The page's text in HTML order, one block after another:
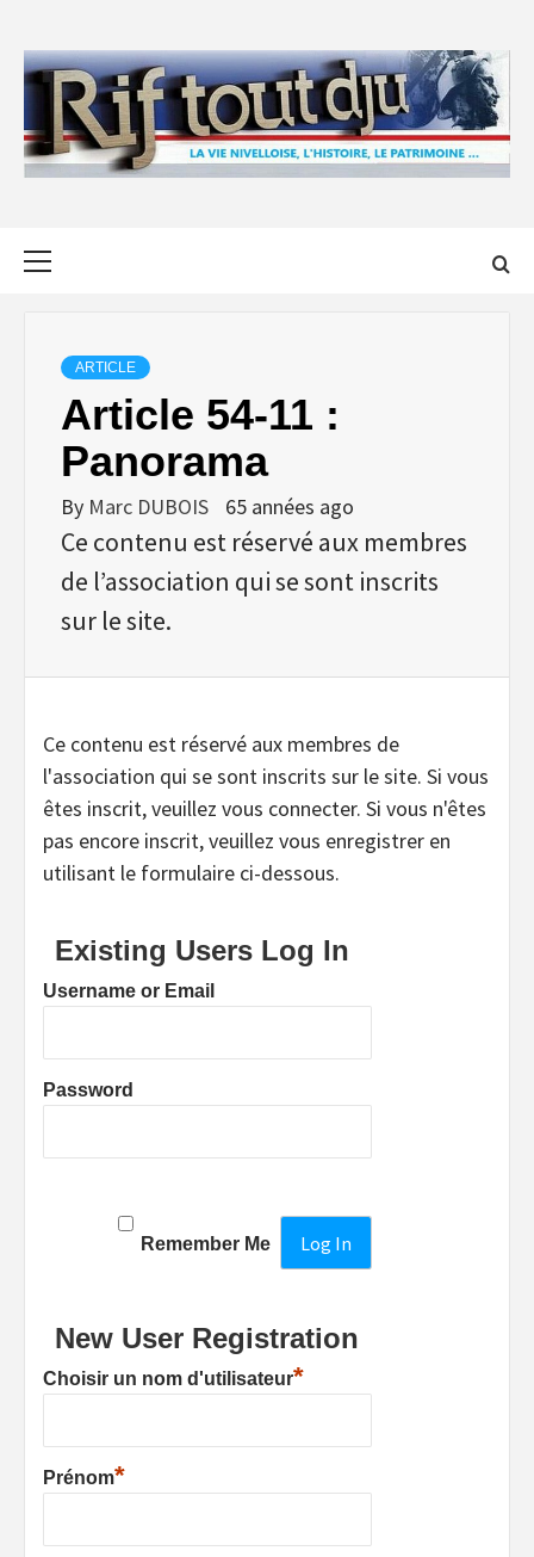
content
ARTICLE
Article 54-11 :
Panorama
By Marc DUBOIS 65 années ago
Ce contenu est réservé aux membres
de l’association qui se sont inscrits
sur le site.
Ce contenu est réservé aux membres de
l'association qui se sont inscrits sur le site. Si vous
êtes inscrit, veuillez vous connecter. Si vous n'êtes
pas encore inscrit, veuillez vous enregistrer en
utilisant le formulaire ci-dessous.
Existing Users Log In
Username or Email
Password
Remember Me
New User Registration
Choisir un nom d'utilisateur*
Prénom*